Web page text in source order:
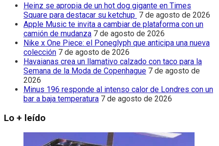
Heinz se apropia de un hot dog gigante en Times
Square para destacar su ketchup 7 de agosto de 2026
Apple Music te invita a cambiar de plataforma con un
camión de mudanza 7 de agosto de 2026
Nike x One Piece: el Poneglyph que anticipa una nueva
colección 7 de agosto de 2026
Havaianas crea un llamativo calzado con taco para la
Semana de la Moda de Copenhague 7 de agosto de
2026
Minus 196 responde al intenso calor de Londres con un
bar a baja temperatura 7 de agosto de 2026
Lo + leído